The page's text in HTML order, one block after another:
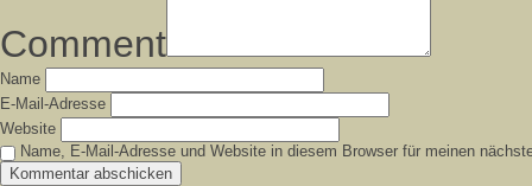
Comment
Name
E-Mail-Adresse
Website
Name, E-Mail-Adresse und Website in diesem Browser für meinen